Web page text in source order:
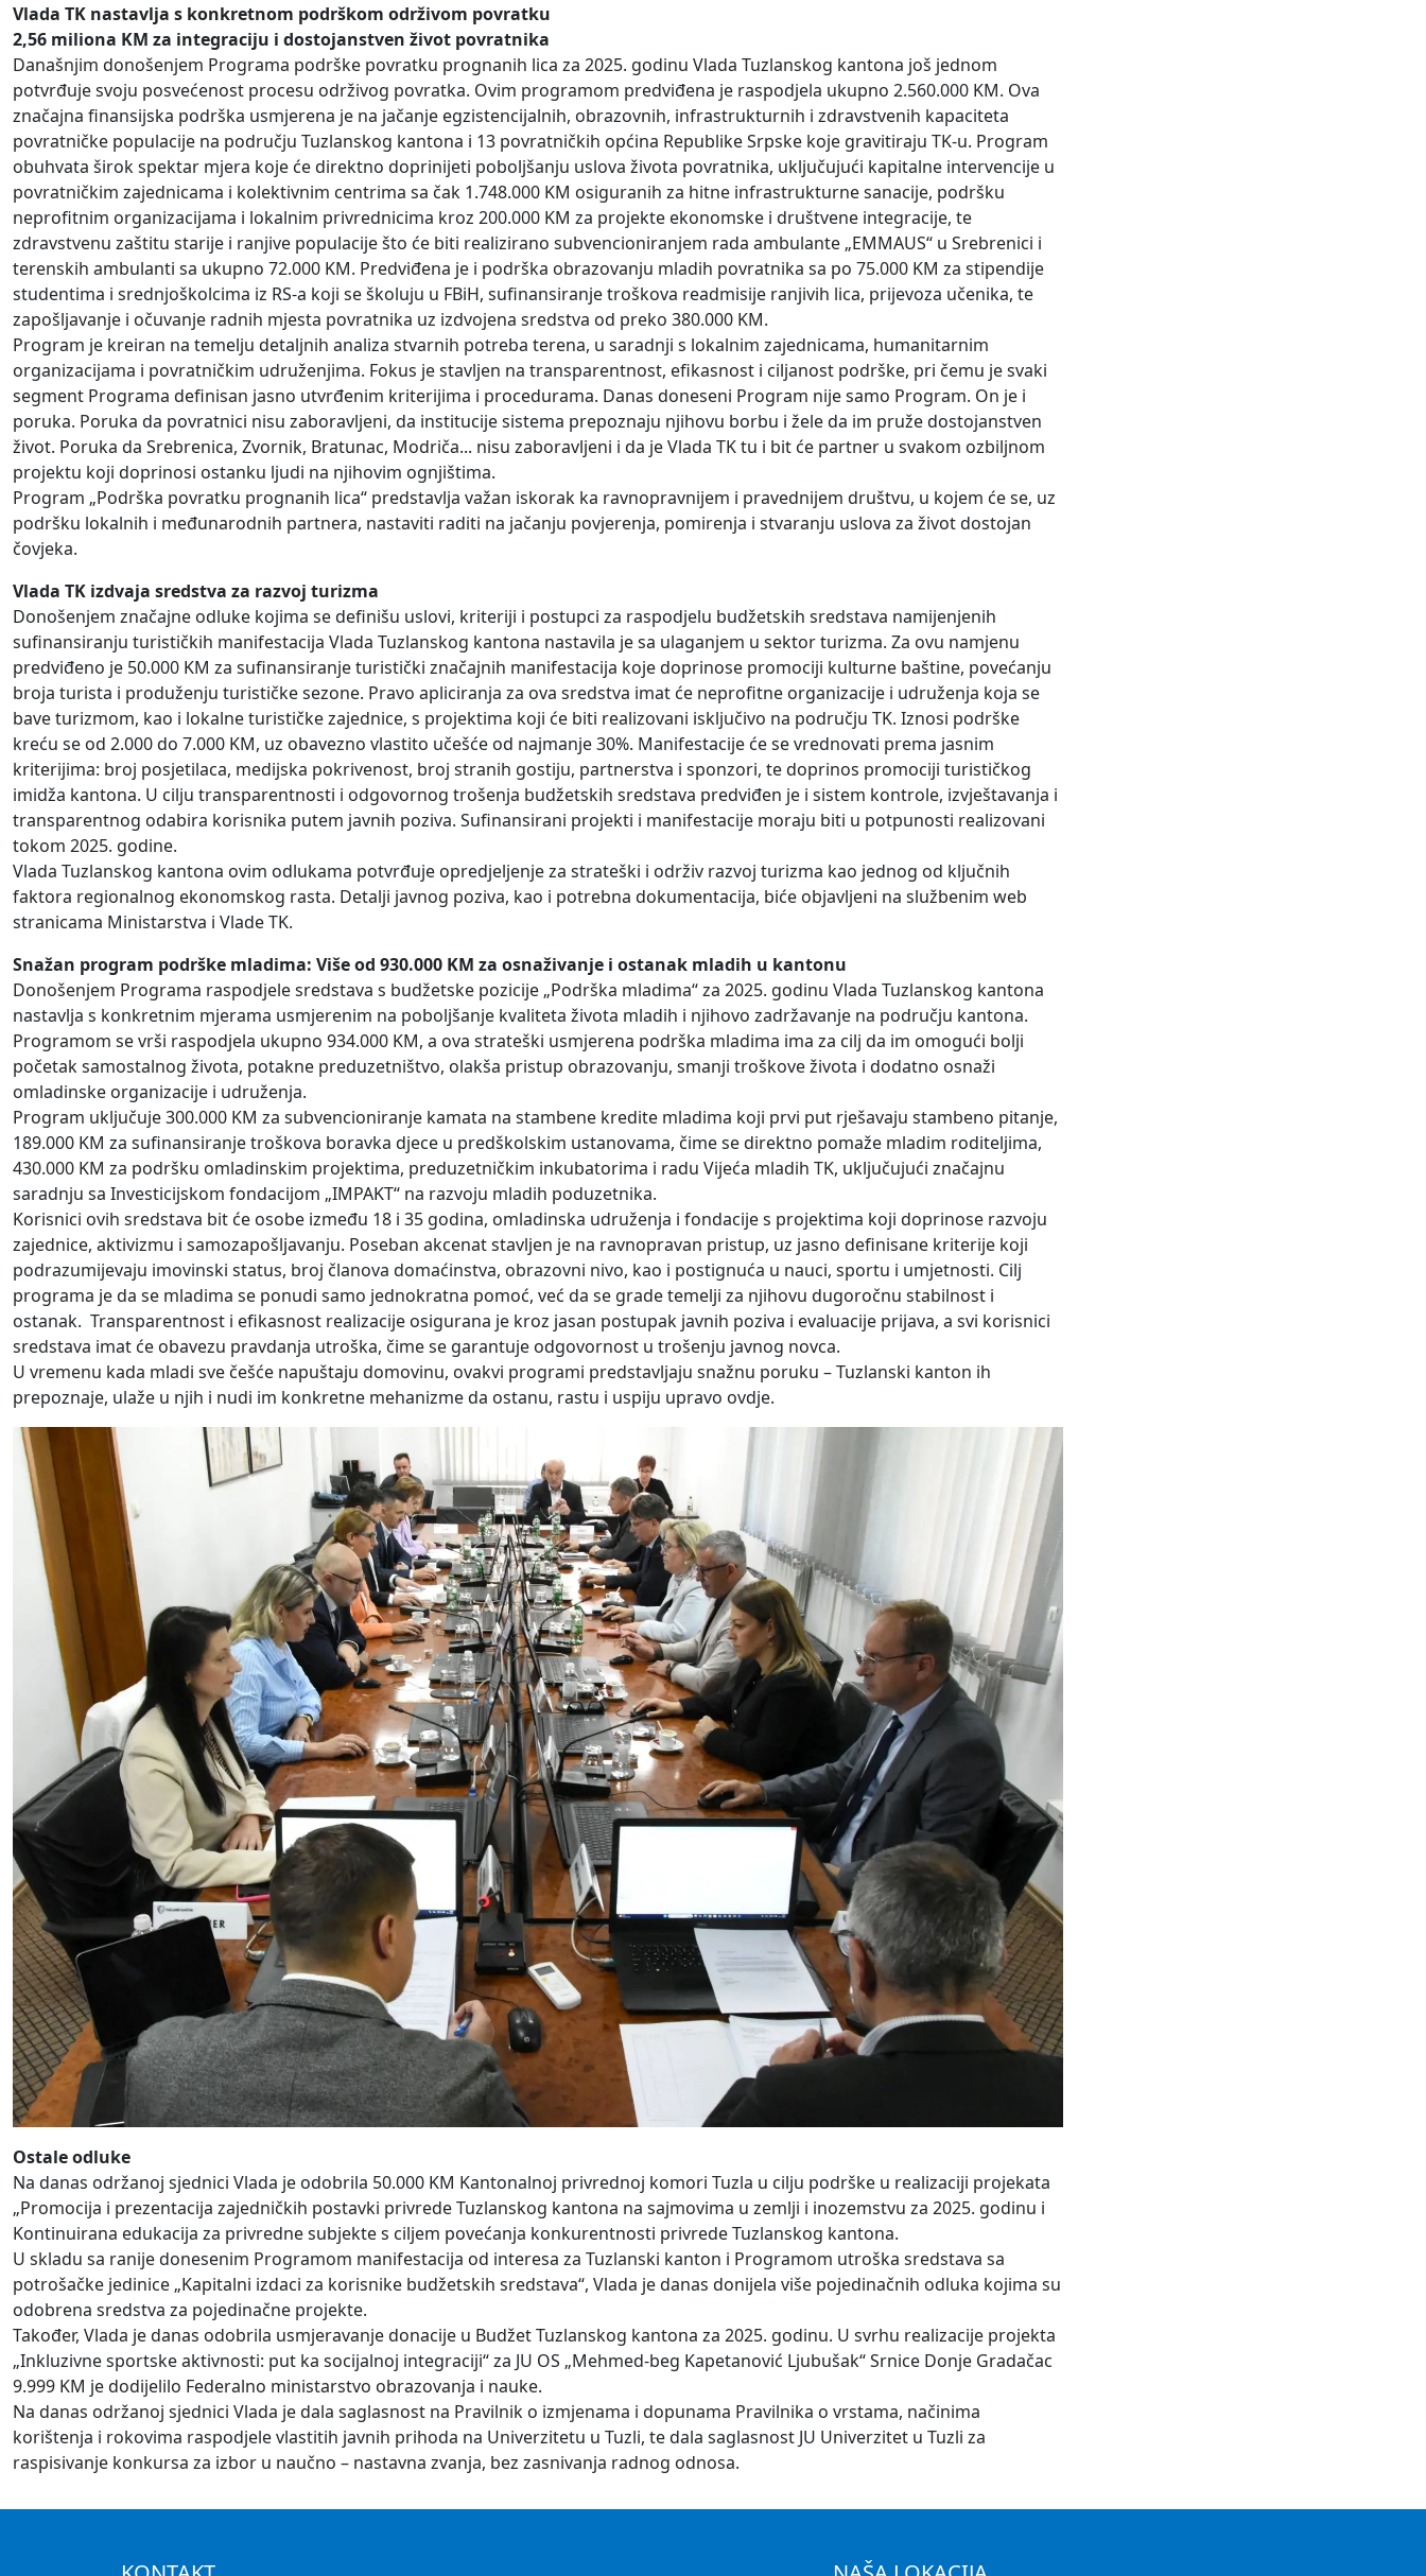
Vlada TK nastavlja s konkretnom podrškom održivom povratku
2,56 miliona KM za integraciju i dostojanstven život povratnika
Današnjim donošenjem Programa podrške povratku prognanih lica za 2025. godinu Vlada Tuzlanskog kantona još jednom
potvrđuje svoju posvećenost procesu održivog povratka. Ovim programom predviđena je raspodjela ukupno 2.560.000 KM. Ova
značajna finansijska podrška usmjerena je na jačanje egzistencijalnih, obrazovnih, infrastrukturnih i zdravstvenih kapaciteta
povratničke populacije na području Tuzlanskog kantona i 13 povratničkih općina Republike Srpske koje gravitiraju TK-u. Program
obuhvata širok spektar mjera koje će direktno doprinijeti poboljšanju uslova života povratnika, uključujući kapitalne intervencije u
povratničkim zajednicama i kolektivnim centrima sa čak 1.748.000 KM osiguranih za hitne infrastrukturne sanacije, podršku
neprofitnim organizacijama i lokalnim privrednicima kroz 200.000 KM za projekte ekonomske i društvene integracije, te
zdravstvenu zaštitu starije i ranjive populacije što će biti realizirano subvencioniranjem rada ambulante „EMMAUS“ u Srebrenici i
terenskih ambulanti sa ukupno 72.000 KM. Predviđena je i podrška obrazovanju mladih povratnika sa po 75.000 KM za stipendije
studentima i srednjoškolcima iz RS-a koji se školuju u FBiH, sufinansiranje troškova readmisije ranjivih lica, prijevoza učenika, te
zapošljavanje i očuvanje radnih mjesta povratnika uz izdvojena sredstva od preko 380.000 KM.
Program je kreiran na temelju detaljnih analiza stvarnih potreba terena, u saradnji s lokalnim zajednicama, humanitarnim
organizacijama i povratničkim udruženjima. Fokus je stavljen na transparentnost, efikasnost i ciljanost podrške, pri čemu je svaki
segment Programa definisan jasno utvrđenim kriterijima i procedurama. Danas doneseni Program nije samo Program. On je i
poruka. Poruka da povratnici nisu zaboravljeni, da institucije sistema prepoznaju njihovu borbu i žele da im pruže dostojanstven
život. Poruka da Srebrenica, Zvornik, Bratunac, Modriča... nisu zaboravljeni i da je Vlada TK tu i bit će partner u svakom ozbiljnom
projektu koji doprinosi ostanku ljudi na njihovim ognjištima.
Program „Podrška povratku prognanih lica“ predstavlja važan iskorak ka ravnopravnijem i pravednijem društvu, u kojem će se, uz
podršku lokalnih i međunarodnih partnera, nastaviti raditi na jačanju povjerenja, pomirenja i stvaranju uslova za život dostojan
čovjeka.
Vlada TK izdvaja sredstva za razvoj turizma
Donošenjem značajne odluke kojima se definišu uslovi, kriteriji i postupci za raspodjelu budžetskih sredstava namijenjenih
sufinansiranju turističkih manifestacija Vlada Tuzlanskog kantona nastavila je sa ulaganjem u sektor turizma. Za ovu namjenu
predviđeno je 50.000 KM za sufinansiranje turistički značajnih manifestacija koje doprinose promociji kulturne baštine, povećanju
broja turista i produženju turističke sezone. Pravo apliciranja za ova sredstva imat će neprofitne organizacije i udruženja koja se
bave turizmom, kao i lokalne turističke zajednice, s projektima koji će biti realizovani isključivo na području TK. Iznosi podrške
kreću se od 2.000 do 7.000 KM, uz obavezno vlastito učešće od najmanje 30%. Manifestacije će se vrednovati prema jasnim
kriterijima: broj posjetilaca, medijska pokrivenost, broj stranih gostiju, partnerstva i sponzori, te doprinos promociji turističkog
imidža kantona. U cilju transparentnosti i odgovornog trošenja budžetskih sredstava predviđen je i sistem kontrole, izvještavanja i
transparentnog odabira korisnika putem javnih poziva. Sufinansirani projekti i manifestacije moraju biti u potpunosti realizovani
tokom 2025. godine.
Vlada Tuzlanskog kantona ovim odlukama potvrđuje opredjeljenje za strateški i održiv razvoj turizma kao jednog od ključnih
faktora regionalnog ekonomskog rasta. Detalji javnog poziva, kao i potrebna dokumentacija, biće objavljeni na službenim web
stranicama Ministarstva i Vlade TK.
Snažan program podrške mladima: Više od 930.000 KM za osnaživanje i ostanak mladih u kantonu
Donošenjem Programa raspodjele sredstava s budžetske pozicije „Podrška mladima“ za 2025. godinu Vlada Tuzlanskog kantona
nastavlja s konkretnim mjerama usmjerenim na poboljšanje kvaliteta života mladih i njihovo zadržavanje na području kantona.
Programom se vrši raspodjela ukupno 934.000 KM, a ova strateški usmjerena podrška mladima ima za cilj da im omogući bolji
početak samostalnog života, potakne preduzetništvo, olakša pristup obrazovanju, smanji troškove života i dodatno osnaži
omladinske organizacije i udruženja.
Program uključuje 300.000 KM za subvencioniranje kamata na stambene kredite mladima koji prvi put rješavaju stambeno pitanje,
189.000 KM za sufinansiranje troškova boravka djece u predškolskim ustanovama, čime se direktno pomaže mladim roditeljima,
430.000 KM za podršku omladinskim projektima, preduzetničkim inkubatorima i radu Vijeća mladih TK, uključujući značajnu
saradnju sa Investicijskom fondacijom „IMPAKT“ na razvoju mladih poduzetnika.
Korisnici ovih sredstava bit će osobe između 18 i 35 godina, omladinska udruženja i fondacije s projektima koji doprinose razvoju
zajednice, aktivizmu i samozapošljavanju. Poseban akcenat stavljen je na ravnopravan pristup, uz jasno definisane kriterije koji
podrazumijevaju imovinski status, broj članova domaćinstva, obrazovni nivo, kao i postignuća u nauci, sportu i umjetnosti. Cilj
programa je da se mladima se ponudi samo jednokratna pomoć, već da se grade temelji za njihovu dugoročnu stabilnost i
ostanak. Transparentnost i efikasnost realizacije osigurana je kroz jasan postupak javnih poziva i evaluacije prijava, a svi korisnici
sredstava imat će obavezu pravdanja utroška, čime se garantuje odgovornost u trošenju javnog novca.
U vremenu kada mladi sve češće napuštaju domovinu, ovakvi programi predstavljaju snažnu poruku – Tuzlanski kanton ih
prepoznaje, ulaže u njih i nudi im konkretne mehanizme da ostanu, rastu i uspiju upravo ovdje.
Ostale odluke
Na danas održanoj sjednici Vlada je odobrila 50.000 KM Kantonalnoj privrednoj komori Tuzla u cilju podrške u realizaciji projekata
„Promocija i prezentacija zajedničkih postavki privrede Tuzlanskog kantona na sajmovima u zemlji i inozemstvu za 2025. godinu i
Kontinuirana edukacija za privredne subjekte s ciljem povećanja konkurentnosti privrede Tuzlanskog kantona.
U skladu sa ranije donesenim Programom manifestacija od interesa za Tuzlanski kanton i Programom utroška sredstava sa
potrošačke jedinice „Kapitalni izdaci za korisnike budžetskih sredstava“, Vlada je danas donijela više pojedinačnih odluka kojima su
odobrena sredstva za pojedinačne projekte.
Također, Vlada je danas odobrila usmjeravanje donacije u Budžet Tuzlanskog kantona za 2025. godinu. U svrhu realizacije projekta
„Inkluzivne sportske aktivnosti: put ka socijalnoj integraciji“ za JU OS „Mehmed-beg Kapetanović Ljubušak“ Srnice Donje Gradačac
9.999 KM je dodijelilo Federalno ministarstvo obrazovanja i nauke.
Na danas održanoj sjednici Vlada je dala saglasnost na Pravilnik o izmjenama i dopunama Pravilnika o vrstama, načinima
korištenja i rokovima raspodjele vlastitih javnih prihoda na Univerzitetu u Tuzli, te dala saglasnost JU Univerzitet u Tuzli za
raspisivanje konkursa za izbor u naučno – nastavna zvanja, bez zasnivanja radnog odnosa.